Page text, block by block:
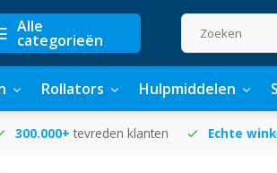
Alle
categorieën
Rollators Hulpmiddelen
300.000+ tevreden klanten Echte